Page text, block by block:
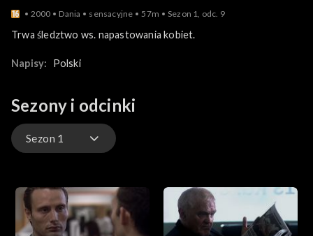
2000 Dania sensacyjne 57m Sezon 1, odc. 9
Trwa śledztwo ws. napastowania kobiet.
Napisy: Polski
Sezony i odcinki
Sezon 1
Sezon 2